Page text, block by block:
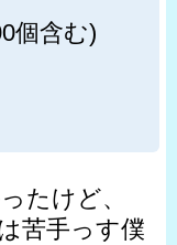
個含む)
たけど、
苦手っす僕